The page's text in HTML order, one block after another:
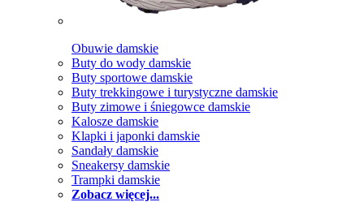
Obuwie damskie
Buty do wody damskie
Buty sportowe damskie
Buty trekkingowe i turystyczne damskie
Buty zimowe i śniegowce damskie
Kalosze damskie
Klapki i japonki damskie
Sandały damskie
Sneakersy damskie
Trampki damskie
Zobacz więcej...